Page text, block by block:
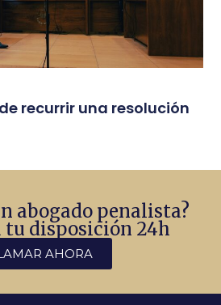
recurrir una resolución
abogado penalista?
tu disposición 24h
AHORA